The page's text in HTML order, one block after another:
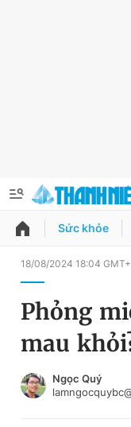
QUẢNG CÁO
Chuyên mục
Chuyên mục khác
Đổi mật khẩu
Tin đã lưu
Tin đã xem
Sức khỏe
18/08/2024 18:04
Phỏng
mau
Ngọc Quý